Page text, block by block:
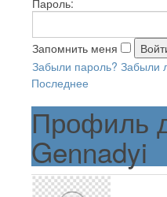
Пароль:
Запомнить меня
Забыли пароль? Забыли
Последнее
Профиль
Gennadyi